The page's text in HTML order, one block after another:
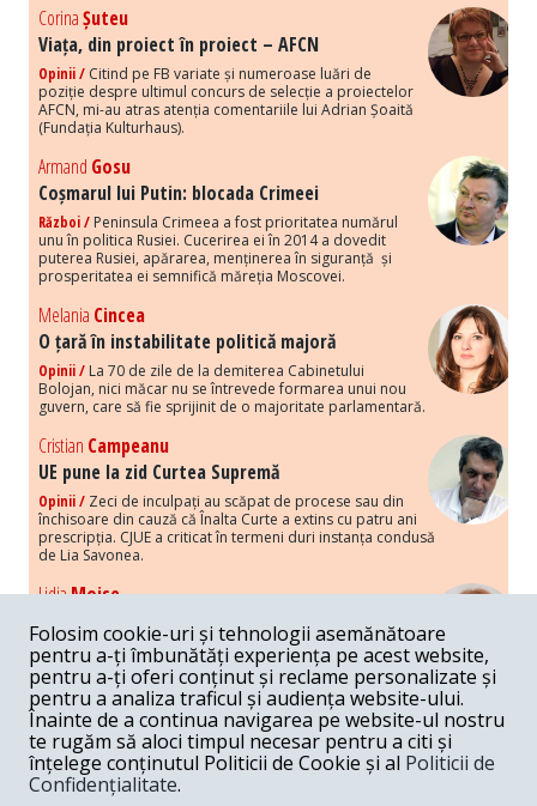
CorinaȘuteu
Viața, din proiect în proiect – AFCN
Opinii / Citind pe FB variate și numeroase luări de
poziție despre ultimul concurs de selecție a proiectelor
AFCN, mi-au atras atenția comentariile lui Adrian Șoaită
(Fundația Kulturhaus).
Armand Gosu
Coșmarul lui Putin: blocada Crimeei
Război / Peninsula Crimeea a fost prioritatea numărul
unu în politica Rusiei. Cucerirea ei în 2014 a dovedit
puterea Rusiei, apărarea, menținerea în siguranță și
prosperitatea ei semnifică măreția Moscovei.
Melania Cincea
O țară în instabilitate politică majoră
Opinii / La 70 de zile de la demiterea Cabinetului
Bolojan, nici măcar nu se întrevede formarea unui nou
guvern, care să fie sprijinit de o majoritate parlamentară.
Cristian Campeanu
UE pune la zid Curtea Supremă
Opinii / Zeci de inculpați au scăpat de procese sau din
închisoare din cauză că Înalta Curte a extins cu patru ani
prescripția. CJUE a criticat în termeni duri instanța condusă
de Lia Savonea.
LidiaMoise
Costurile economice ale haosului politic
Opinii / Economia nu poate rezista cu retorica falsă a
susținerii intereselor poporului, care, de fapt, ascunde
obsesia menținerii privilegiilor și a averilor unor caste.
Melania Cincea
Noi puseuri de xenofobie din partea românilor
„neaoși”
Periodic, în spațiul public sunt voci care lansează
Folosim cookie-uri și tehnologii asemănătoare
pentru a-ți îmbunătăți experiența pe acest website,
pentru a-ți oferi conținut și reclame personalizate și
pentru a analiza traficul și audiența website-ului.
Înainte de a continua navigarea pe website-ul nostru
te rugăm să aloci timpul necesar pentru a citi și
înțelege conținutul Politicii de Cookie și al Politicii de
Confidențialitate.